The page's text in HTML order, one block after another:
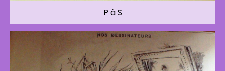
P à S